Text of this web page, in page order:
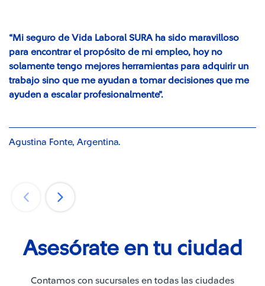
“Mi seguro de Vida Laboral SURA ha sido maravilloso
para encontrar el propósito de mi empleo, hoy no
solamente tengo mejores herramientas para adquirir un
trabajo sino que me ayudan a tomar decisiones que me
ayuden a escalar profesionalmente”.
Agustina Fonte, Argentina.
Asesórate en tu ciudad
Contamos con sucursales en todas las ciudades